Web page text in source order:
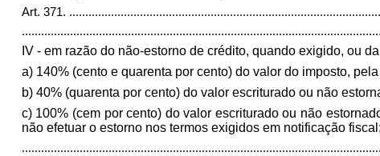
Art. 371.
IV - em razão do não-estorno de crédito, quando exigido, ou
a) 140% (cento e quarenta por cento) do valor do imposto,
b) 40% (quarenta por cento) do valor escriturado ou não
c) 100% (cem por cento) do valor escriturado ou não
não efetuar o estorno nos termos exigidos em notificação fiscal;